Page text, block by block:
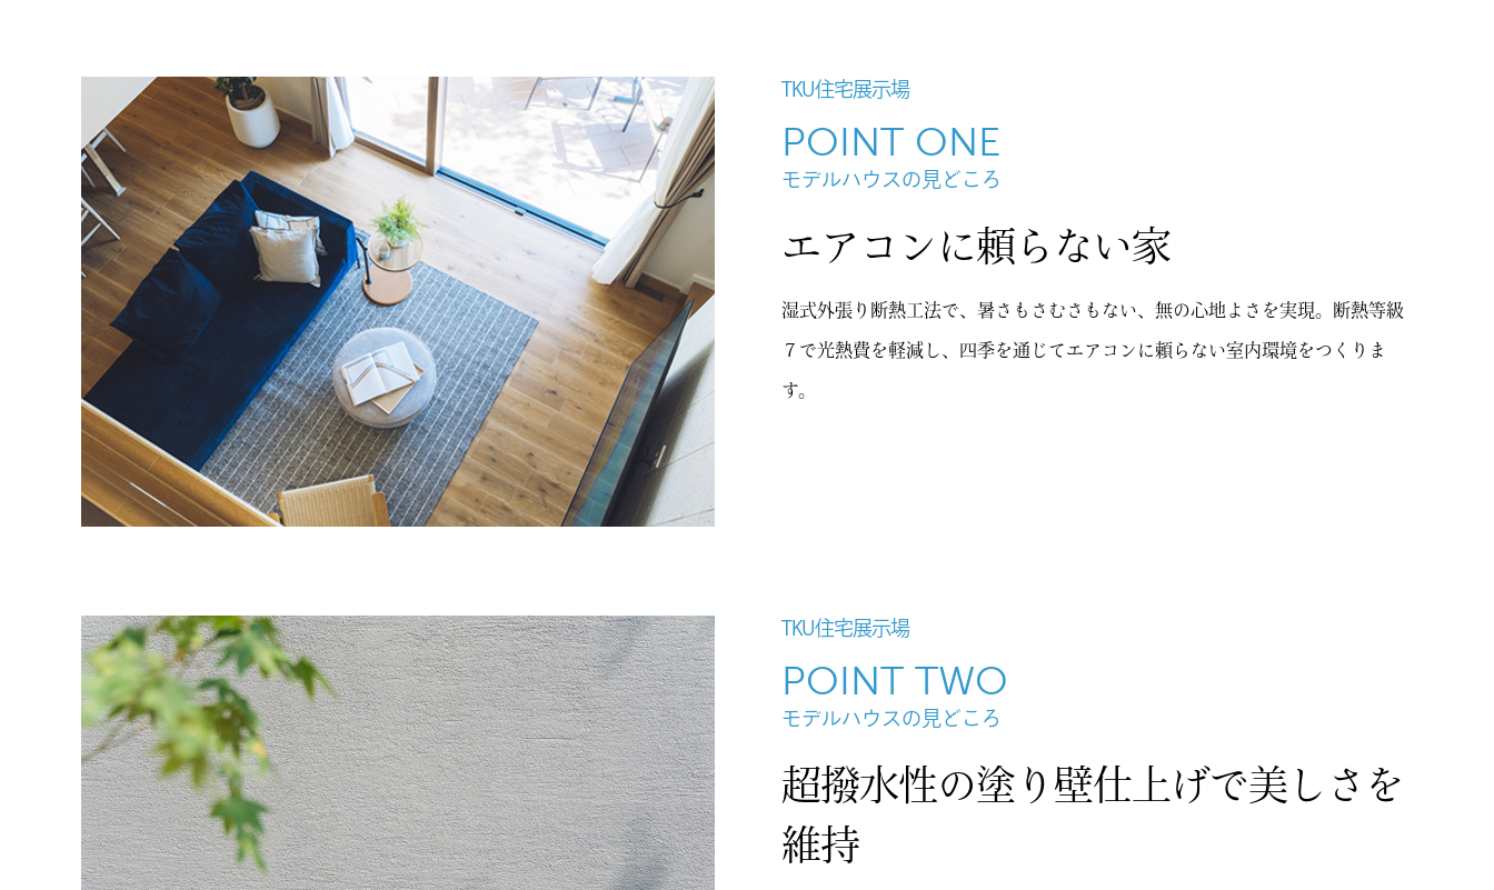
TKU住宅展示場
POINT ONE
モデルハウスの見どころ
エアコンに頼らない家
湿式外張り断熱工法で、暑さもさむさもない、無の心地よさを実現。断熱等級
７で光熱費を軽減し、四季を通じてエアコンに頼らない室内環境をつくりま
す。
TKU住宅展示場
POINT TWO
モデルハウスの見どころ
超撥水性の塗り壁仕上げで美しさを
維持